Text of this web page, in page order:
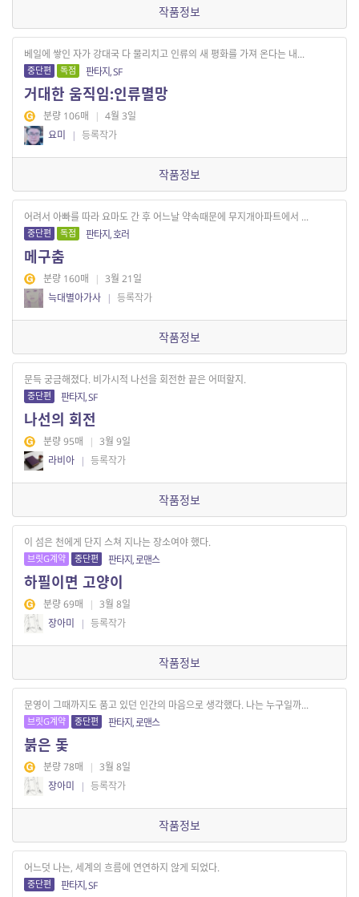
작품정보
베일에 쌓인 자가 강대국 다 물리치고 인류의 새 평화를 가져 온다는 내...
중단편 독점 판타지, SF
거대한 움직임:인류멸망
분량 106매 | 4월 3일
요미
| 등록작가
작품정보
어려서 아빠를 따라 요마도 간 후 어느날 약속때문에 무지개아파트에서 ...
중단편 독점 판타지, 호러
메구춤
분량 160매 | 3월 21일
늑대별아가사 | 등록작가
작품정보
문득 궁금해졌다. 비가시적 나선을 회전한 끝은 어떠할지.
중단편 판타지, SF
나선의 회전
분량 95매 | 3월 9일
라비아 | 등록작가
작품정보
이 섬은 천에게 단지 스쳐 지나는 장소여야 했다.
브릿G계약 중단편 판타지, 로맨스
하필이면 고양이
분량 69매 | 3월 8일
장아미
| 등록작가
작품정보
문영이 그때까지도 품고 있던 인간의 마음으로 생각했다. 나는 누구일까...
브릿G계약 중단편 판타지, 로맨스
붉은 돛
분량 78매 | 3월 8일
장아미
| 등록작가
작품정보
어느덧 나는, 세계의 흐름에 연연하지 않게 되었다.
중단편 판타지, SF